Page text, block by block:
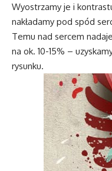
Wyostrzamy je i
nakładamy pod spód
Temu nad sercem
na ok. 10-15% –
rysunku.